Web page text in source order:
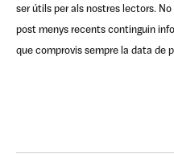
ser útils per als nostres lectors.
post menys recents continguin
que comprovis sempre la data de